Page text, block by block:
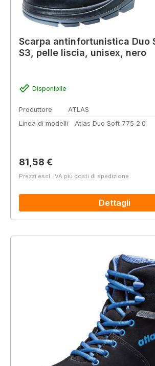
Scarpa antinfortunistica Duo
S3, pelle liscia, unisex, nero
Disponibile
Produttore
ATLAS
Linea di modelli
Atlas Duo Soft 775 2.0
Prezzo normale:
81,58 €
Prezzi escl. IVA più costi di spedizione
Dettagli